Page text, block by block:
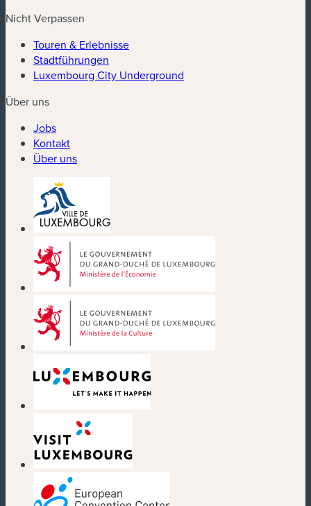
Nicht Verpassen
Touren & Erlebnisse
Stadtführungen
Luxembourg City Underground
Über uns
Jobs
Kontakt
Über uns